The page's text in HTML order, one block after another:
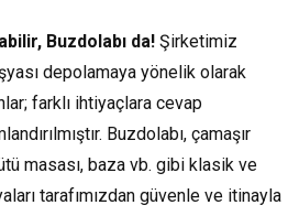
Buzdolabı da! Şirketimiz
depolamaya yönelik olarak
farklı ihtiyaçlara cevap
Buzdolabı, çamaşır
masası, baza vb. gibi klasik ve
tarafımızdan güvenle ve itinayla